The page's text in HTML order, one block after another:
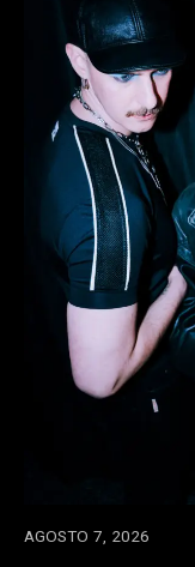
AGOSTO 7, 2026